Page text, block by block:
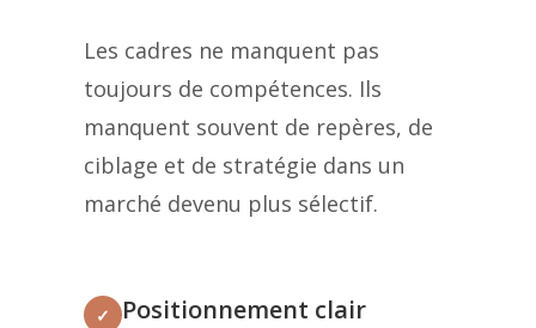
Les cadres ne manquent pas
toujours de compétences. Ils
manquent souvent de repères, de
ciblage et de stratégie dans un
marché devenu plus sélectif.
✓ Positionnement clair